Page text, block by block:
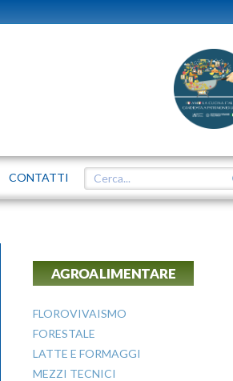
CONTATTI
AGROALIMENTARE
FLOROVIVAISMO
FORESTALE
LATTE E FORMAGGI
MEZZI TECNICI